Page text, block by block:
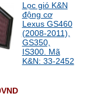
Lọc gió K&N
động cơ
Lexus GS460
(2008-2011),
GS350,
IS300. Mã
K&N: 33-2452